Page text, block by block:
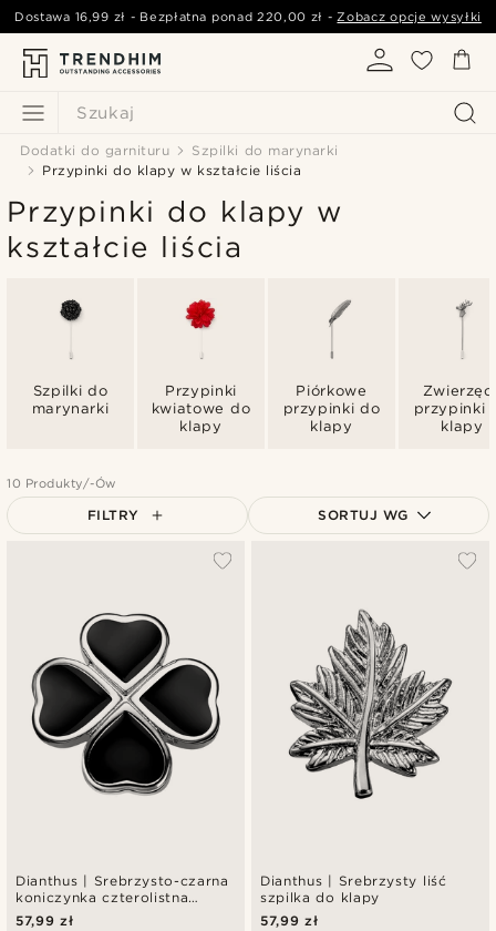
Szukaj
Dostawa 16,99 zł - Bezpłatna ponad220,00 zł -Zobacz opcje wysyłki
Dodatki do garnituru
Szpilki do marynarki
Przypinki do klapy w kształcie liścia
Przypinki do klapy w
kształcie liścia
Szpilki do
marynarki
Przypinki
kwiatowe do
klapy
Piórkowe
przypinki do
klapy
przypinki
klapy
10 Produkty/-Ów
FILTRY SORTUJ WG
Najniższa cena
Najwyższa cena
Dianthus | Srebrzysto-czarna
koniczynka czterolistna
szpilka do klapy
57,99 zł
Dianthus | Srebrzysty liść
szpilka do klapy
57,99 zł